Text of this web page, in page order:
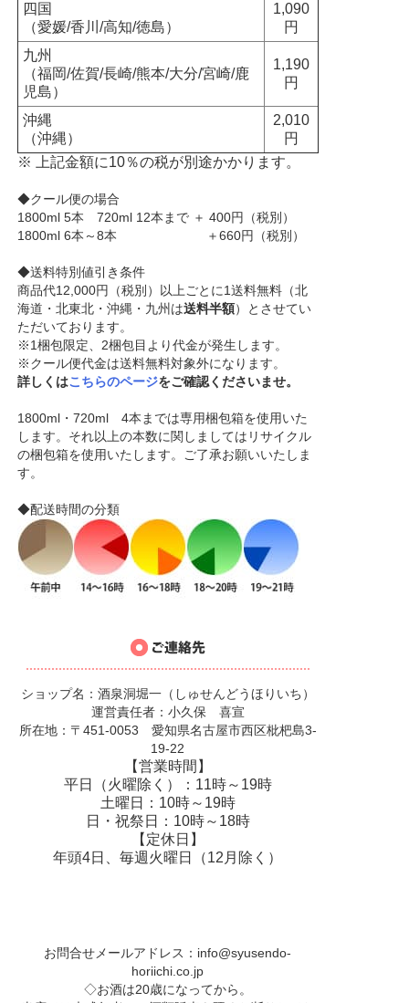
四国
（愛媛/香川/高知/徳島）
1,090
円
九州
（福岡/佐賀/長崎/熊本/大分/宮崎/鹿
児島）
1,190
円
沖縄
（沖縄）
2,010
円
※ 上記金額に10％の税が別途かかります。
◆クール便の場合
1800ml 5本 720ml 12本まで ＋ 400円（税別）
1800ml 6本～8本 ＋660円（税別）
◆送料特別値引き条件
商品代12,000円（税別）以上ごとに1送料無料（北
海道・北東北・沖縄・九州は送料半額）とさせてい
ただいております。
※1梱包限定、2梱包目より代金が発生します。
※クール便代金は送料無料対象外になります。
詳しくはこちらのページをご確認くださいませ。
1800ml・720ml 4本までは専用梱包箱を使用いた
します。それ以上の本数に関しましてはリサイクル
の梱包箱を使用いたします。ご了承お願いいたしま
す。
◆配送時間の分類
ショップ名：酒泉洞堀一（しゅせんどうほりいち）
運営責任者：小久保 喜宣
所在地：〒451-0053 愛知県名古屋市西区枇杷島3-
19-22
【営業時間】
平日（火曜除く）：11時～19時
土曜日：10時～19時
日・祝祭日：10時～18時
【定休日】
年頭4日、毎週火曜日（12月除く）
お問合せメールアドレス： info@syusendo-
horiichi.co.jp
◇お酒は20歳になってから。